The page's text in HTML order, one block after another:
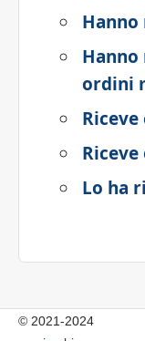
ordini
Lo ha
© 2021-2024